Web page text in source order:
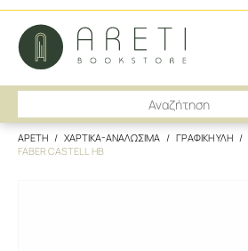
ΑΡΕΤΗ ΧΑΡΤΙΚΑ-ΑΝΑΛΩΣΙΜΑ ΓΡΑΦΙΚΗ ΥΛΗ
FABER CASTELL ΗΒ